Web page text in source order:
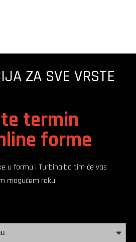
ZA SVE VRSTE
termin
forme
u formu i Turbina.ba tim će vas
mogućem roku.